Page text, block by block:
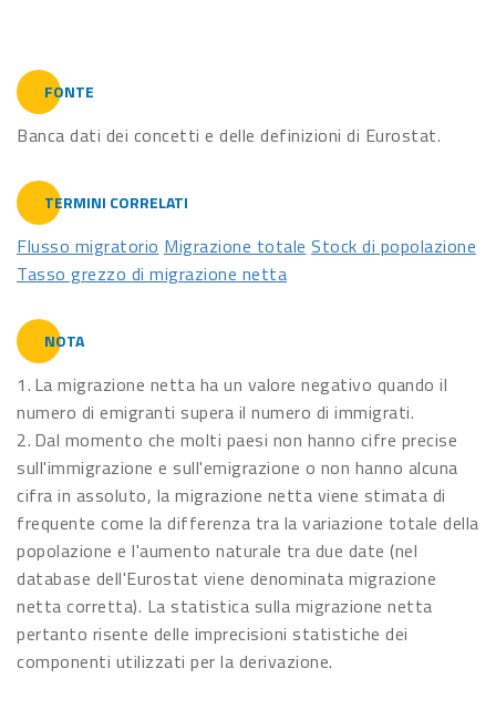
FONTE
Banca dati dei concetti e delle definizioni di Eurostat.
TERMINI CORRELATI
Flusso migratorio Migrazione totale Stock di popolazione
Tasso grezzo di migrazione netta
NOTA
1. La migrazione netta ha un valore negativo quando il
numero di emigranti supera il numero di immigrati.
2. Dal momento che molti paesi non hanno cifre precise
sull'immigrazione e sull'emigrazione o non hanno alcuna
cifra in assoluto, la migrazione netta viene stimata di
frequente come la differenza tra la variazione totale della
popolazione e l'aumento naturale tra due date (nel
database dell'Eurostat viene denominata migrazione
netta corretta). La statistica sulla migrazione netta
pertanto risente delle imprecisioni statistiche dei
componenti utilizzati per la derivazione.